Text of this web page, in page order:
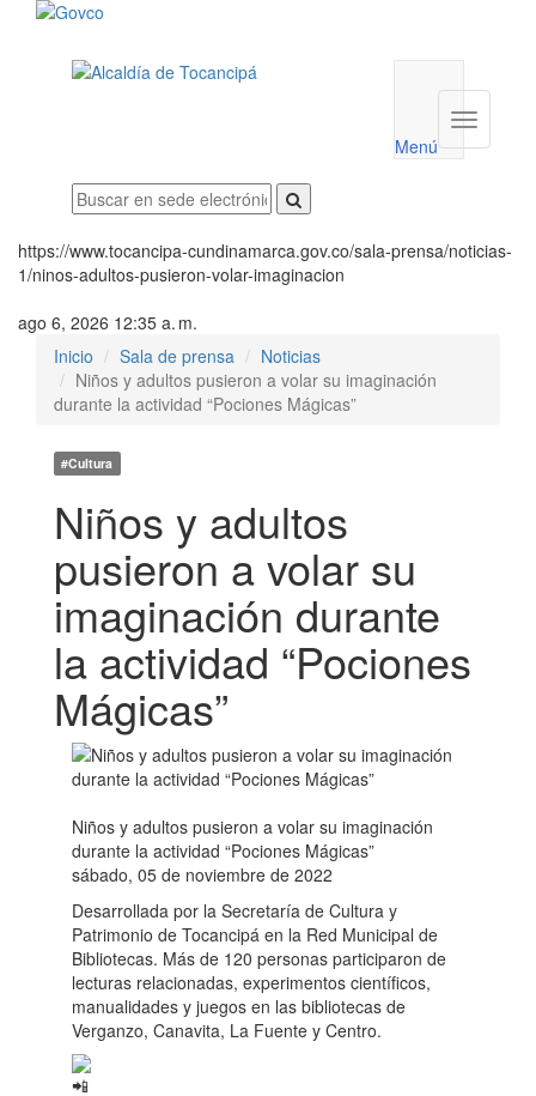
utilidades
Menú
Menú
https://www.tocancipa-cundinamarca.gov.co/sala-prensa/noticias-
1/ninos-adultos-pusieron-volar-imaginacion
ago 6, 2026 12:35 a. m.
Inicio
Sala de prensa
Noticias
Niños y adultos pusieron a volar su imaginación
durante la actividad “Pociones Mágicas”
#Cultura
Niños y adultos
pusieron a volar su
imaginación durante
la actividad “Pociones
Mágicas”
Niños y adultos pusieron a volar su imaginación
durante la actividad “Pociones Mágicas”
sábado, 05 de noviembre de 2022
Desarrollada por la Secretaría de Cultura y
Patrimonio de Tocancipá en la Red Municipal de
Bibliotecas. Más de 120 personas participaron de
lecturas relacionadas, experimentos científicos,
manualidades y juegos en las bibliotecas de
Verganzo, Canavita, La Fuente y Centro.